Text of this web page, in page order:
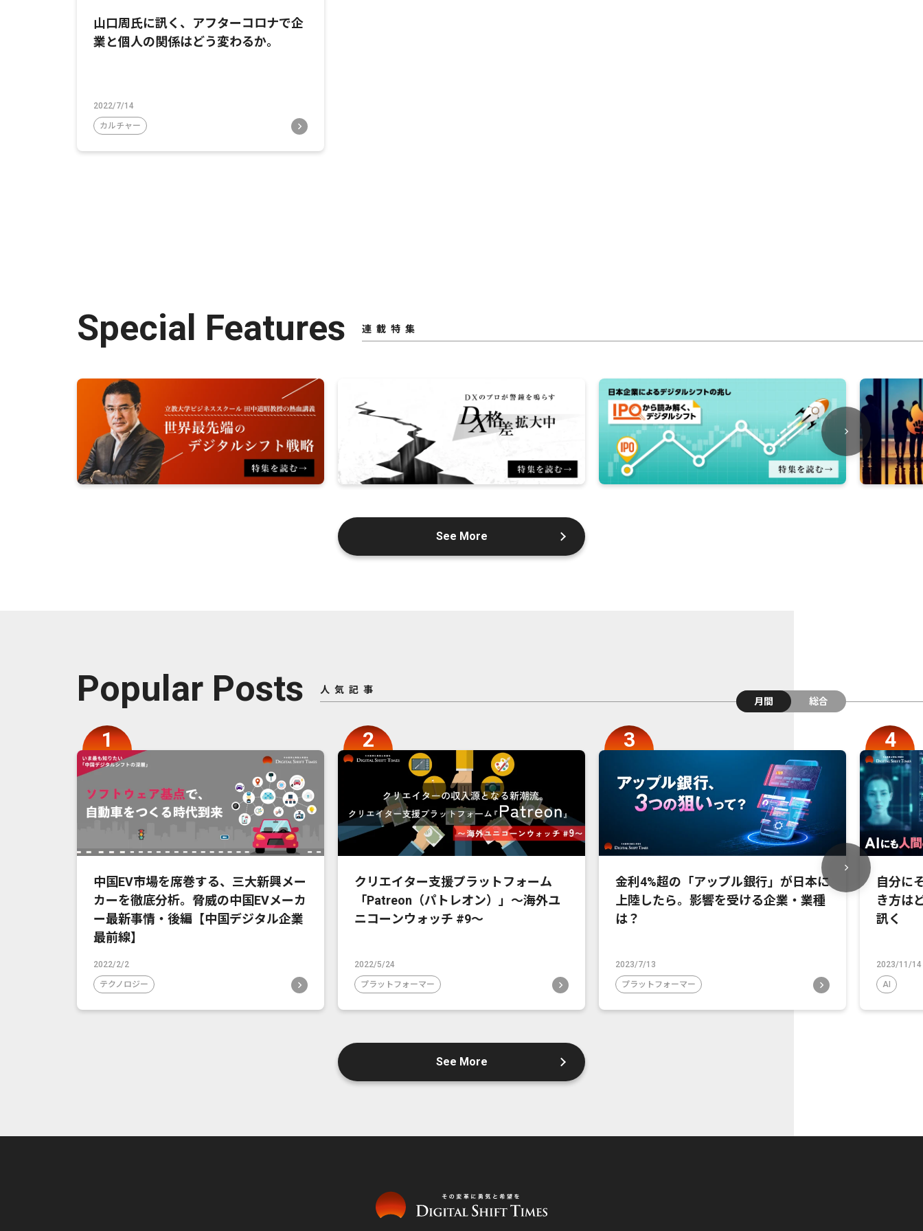
山口周氏に訊く、アフターコロナで企
業と個人の関係はどう変わるか。
2022/7/14
カルチャー
Special Features 連載特集
See More
Popular Posts
人気記事
月間
総合
中国EV市場を席巻する、三大新興メー
カーを徹底分析。脅威の中国EVメーカ
ー最新事情・後編【中国デジタル企業
最前線】
2022/2/2
テクノロジー
クリエイター支援プラットフォーム
「Patreon（パトレオン）」〜海外ユ
ニコーンウォッチ #9〜
2022/5/24
プラットフォーマー
金利4%超の「アップル銀行」が日本に
上陸したら。影響を受ける企業・業種
は？
2023/7/13
プラットフォーマー
自分に
き方は
訊く
2023/11/14
AI
See More